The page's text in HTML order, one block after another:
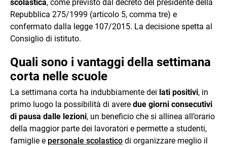
scolastica, come previsto dal decreto del presidente della
Repubblica 275/1999 (articolo 5, comma tre) e
confermato dalla legge 107/2015. La decisione spetta al
Consiglio di istituto.
Quali sono i vantaggi della settimana
corta nelle scuole
La settimana corta ha indubbiamente dei lati positivi, in
primo luogo la possibilità di avere due giorni consecutivi
di pausa dalle lezioni, un beneficio che si allinea all’orario
della maggior parte dei lavoratori e permette a studenti,
famiglie e personale scolastico di organizzare meglio il